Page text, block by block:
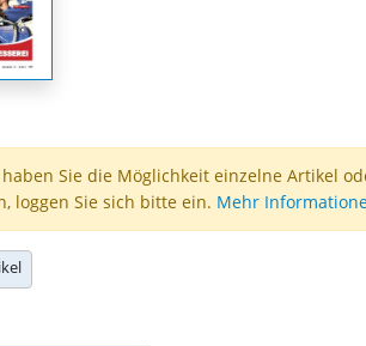
Sie die Möglichkeit einzelne Artikel
loggen Sie sich bitte ein. Mehr